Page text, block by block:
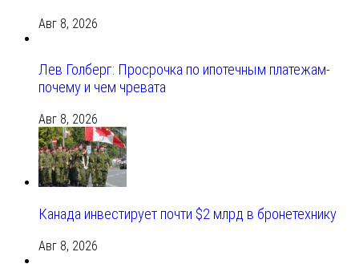
Авг 8, 2026
Лев Голберг: Просрочка по ипотечным платежам-
почему и чем чревата
Авг 8, 2026
Канада инвестирует почти $2 млрд в бронетехнику
Авг 8, 2026